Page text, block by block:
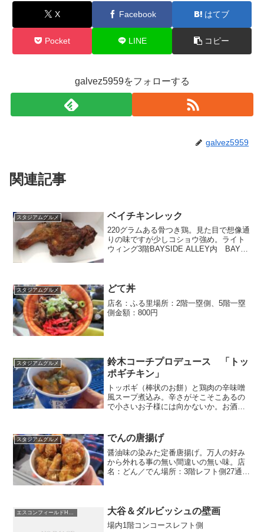
X Facebook はてブ
Pocket LINE コピー
galvez5959をフォローする
galvez5959
関連記事
スタジアムグルメ ベイチキンレック
220グラムある骨つき鶏。見た目で想像通
りの味ですが少しコショウ強め。ライト
ウィング3階BAYSIDE ALLEY内 BAY
スタジアムグルメ どて丼
店名：ふる里場所：2階一塁側、5階一塁
側金額：800円
スタジアムグルメ
鈴木コーチプロデュース 「トッ
ポギチキン」
トッポギ（棒状のお餅）と鶏肉の辛味噌
風スープ煮込み。辛さがそこそこあるの
で小さいお子様には向かないか。お酒を
より合いそうです。店名：Cafe Victory
Court...
スタジアムグルメ でんの唐揚げ
醤油味の染みた定番唐揚げ。万人の好み
から外れる事の無い間違いの無い味。店
名：どん／でん場所：3階レフト側27通路
エスコンフィールドHOKKAIDO 大谷＆ダルビッシュの壁画
場内1階コンコースレフト側